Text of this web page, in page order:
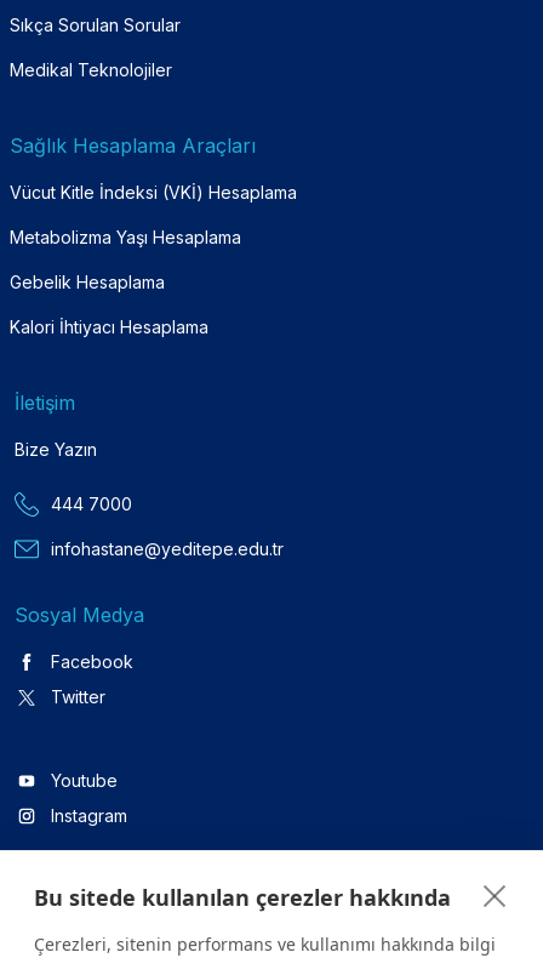
Sıkça Sorulan Sorular
Medikal Teknolojiler
Sağlık Hesaplama Araçları
Vücut Kitle İndeksi (VKİ) Hesaplama
Metabolizma Yaşı Hesaplama
Gebelik Hesaplama
Kalori İhtiyacı Hesaplama
İletişim
Bize Yazın
444 7000
infohastane@yeditepe.edu.tr
Sosyal Medya
Facebook
Twitter
Youtube
Instagram
Linkedin
Bu sitede kullanılan çerezler hakkında
Çerezleri, sitenin performans ve kullanımı hakkında bilgi